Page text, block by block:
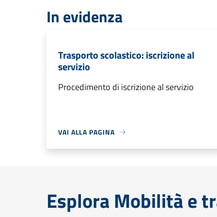
In evidenza
Trasporto scolastico: iscrizione al
servizio
Procedimento di iscrizione al servizio
VAI ALLA PAGINA
Esplora Mobilità e